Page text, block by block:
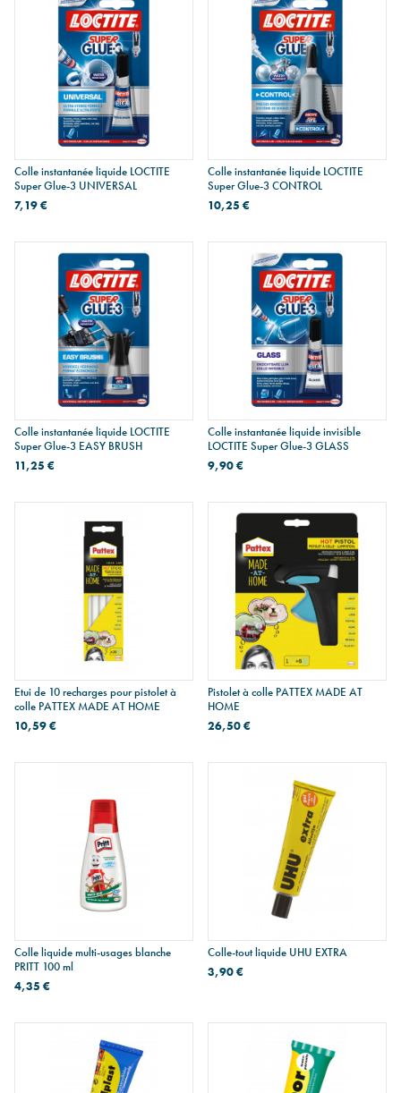
Colle instantanée liquide LOCTITE
Super Glue-3 UNIVERSAL
7,19 €
Colle instantanée liquide LOCTITE
Super Glue-3 CONTROL
10,25 €
Colle instantanée liquide LOCTITE
Super Glue-3 EASY BRUSH
11,25 €
Colle instantanée liquide invisible
LOCTITE Super Glue-3 GLASS
9,90 €
Etui de 10 recharges pour pistolet à
colle PATTEX MADE AT HOME
10,59 €
Pistolet à colle PATTEX MADE AT
HOME
26,50 €
Colle liquide multi-usages blanche
PRITT 100 ml
4,35 €
Colle-tout liquide UHU EXTRA
3,90 €